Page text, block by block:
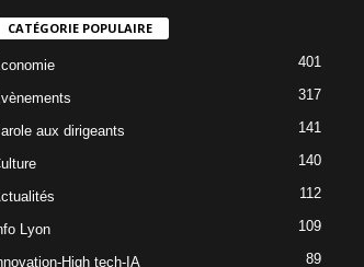
CATÉGORIE POPULAIRE
401
317
aux dirigeants 141
140
112
Lyon 109
High tech-IA 89